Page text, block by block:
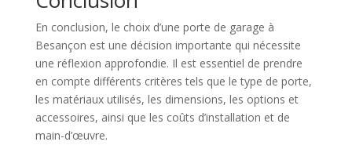
En conclusion, le choix d’une porte de garage à
Besançon est une décision importante qui nécessite
une réflexion approfondie. Il est essentiel de prendre
en compte différents critères tels que le type de porte,
les matériaux utilisés, les dimensions, les options et
accessoires, ainsi que les coûts d’installation et de
main-d’œuvre.